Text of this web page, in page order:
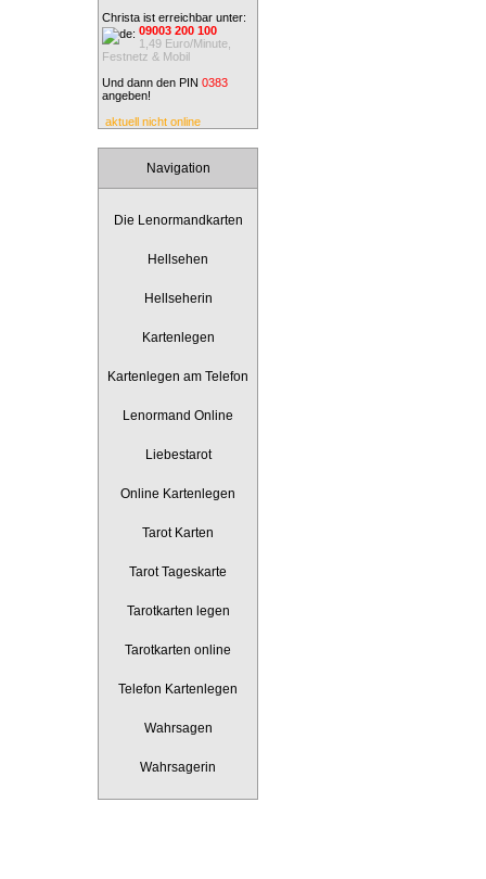
Christa ist erreichbar unter:
09003 200 100
1,49 Euro/Minute,
Festnetz & Mobil
Und dann den PIN 0383
angeben!
aktuell nicht online
Navigation
Die Lenormandkarten
Hellsehen
Hellseherin
Kartenlegen
Kartenlegen am Telefon
Lenormand Online
Liebestarot
Online Kartenlegen
Tarot Karten
Tarot Tageskarte
Tarotkarten legen
Tarotkarten online
Telefon Kartenlegen
Wahrsagen
Wahrsagerin